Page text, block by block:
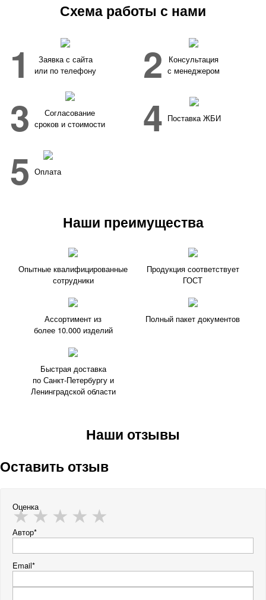
Схема работы с нами
1
Заявка с сайта
или по телефону
2
Консультация
с менеджером
3
Согласование
сроков и стоимости
4 Поставка ЖБИ
5 Оплата
Наши преимущества
Опытные квалифицированные
сотрудники
Продукция соответствует
ГОСТ
Ассортимент из
более 10.000 изделий
Полный пакет документов
Быстрая доставка
по Санкт-Петербургу и
Ленинградской области
Наши отзывы
Оставить отзыв
Оценка
Автор*
Email*